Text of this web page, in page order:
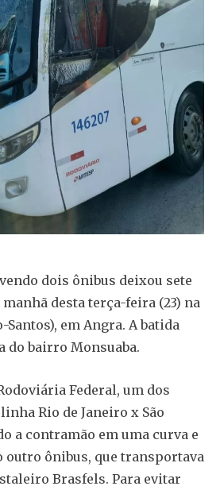
dois ônibus deixou sete
desta terça-feira (23) na
Santos), em Angra. A batida
do bairro Monsuaba.
Federal, um dos
Rio de Janeiro x São
a contramão em uma curva e
outro ônibus, que transportava
Brasfels. Para evitar